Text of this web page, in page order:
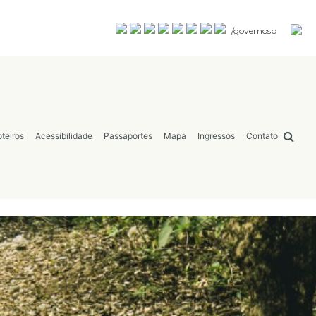
/governosp
Acessibilidade Passaportes Mapa Ingressos Contato